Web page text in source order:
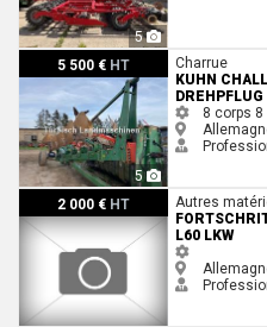
5
5 500 € HT
5
Kuhn CHALLENGER NSH - 8 Schar
Charrue
KUHN
8 corps 8
2 000 € HT
Fortschritt Getreideaufbau für W50 /
Autres
L60 LKW